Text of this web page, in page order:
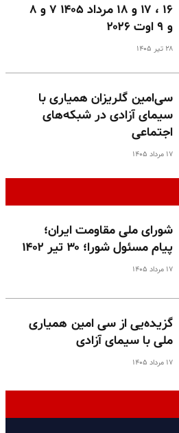
۱۶ ، ۱۷ و ۱۸ مرداد ۱۴۰۵ ۷ و ۸
و ۹ اوت ۲۰۲۶
۲۸ تیر ۱۴۰۵
سی‌امین گلریزان همیاری با
سیمای آزادی در شبکه‌های
اجتماعی
۱۷ مرداد ۱۴۰۵
شورای ملی مقاومت ایران؛
پیام مسئول شورا؛ ۳۰ تیر ۱۴۰۲
۱۷ مرداد ۱۴۰۵
گزیده‌یی از سی امین همیاری
ملی با سیمای آزادی
۱۷ مرداد ۱۴۰۵